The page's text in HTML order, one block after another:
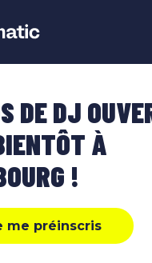
DE DJ
À
!
me préinscris